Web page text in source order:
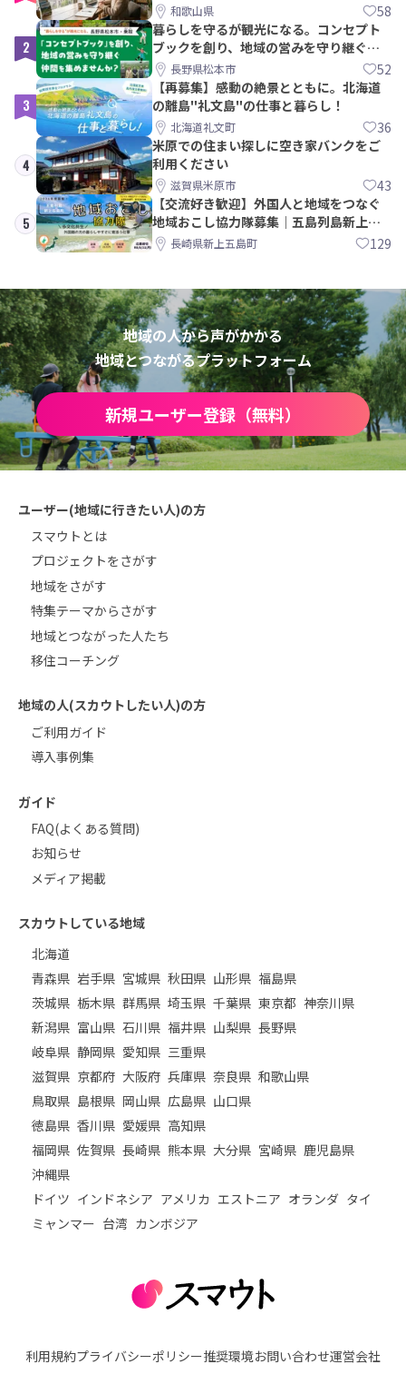
和歌山県 58
2
暮らしを守るが観光になる。コンセプト
ブックを創り、地域の営みを守り継ぐ仲
間を集めませんか？
長野県松本市 52
3
【再募集】感動の絶景とともに。北海道
の離島"礼文島"の仕事と暮らし！
北海道礼文町 36
4
米原での住まい探しに空き家バンクをご
利用ください
滋賀県米原市 43
5
【交流好き歓迎】外国人と地域をつなぐ
地域おこし協力隊募集｜五島列島新上五
島町長崎県新上五島町 129
地域の人から声がかかる
地域とつながるプラットフォーム
新規ユーザー登録（無料）
ユーザー(地域に行きたい人)の方
スマウトとは
プロジェクトをさがす
地域をさがす
特集テーマからさがす
地域とつながった人たち
移住コーチング
地域の人(スカウトしたい人)の方
ご利用ガイド
導入事例集
ガイド
FAQ(よくある質問)
お知らせ
メディア掲載
スカウトしている地域
北海道
青森県 岩手県 宮城県 秋田県 山形県 福島県
茨城県 栃木県 群馬県 埼玉県 千葉県 東京都 神奈川県
新潟県 富山県 石川県 福井県 山梨県 長野県
岐阜県 静岡県 愛知県 三重県
滋賀県 京都府 大阪府 兵庫県 奈良県 和歌山県
鳥取県 島根県 岡山県 広島県 山口県
徳島県 香川県 愛媛県 高知県
福岡県 佐賀県 長崎県 熊本県 大分県 宮崎県 鹿児島県
沖縄県
ドイツ インドネシア アメリカ エストニア オランダ タイ
ミャンマー 台湾 カンボジア
利用規約プライバシーポリシー推奨環境お問い合わせ運営会社